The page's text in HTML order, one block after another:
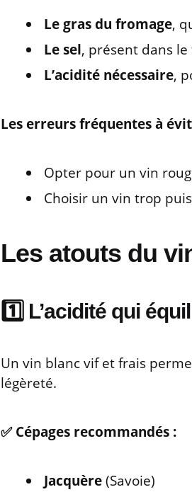
Le gras du fromage,
Le sel, présent dans
L’acidité nécessaire,
Les erreurs fréquentes à
Opter pour un vin
Choisir un vin trop
Les atouts du
1️⃣ L’acidité qui
Un vin blanc vif et frais
légèreté.
✅ Cépages recommandés :
Jacquère(Savoie)